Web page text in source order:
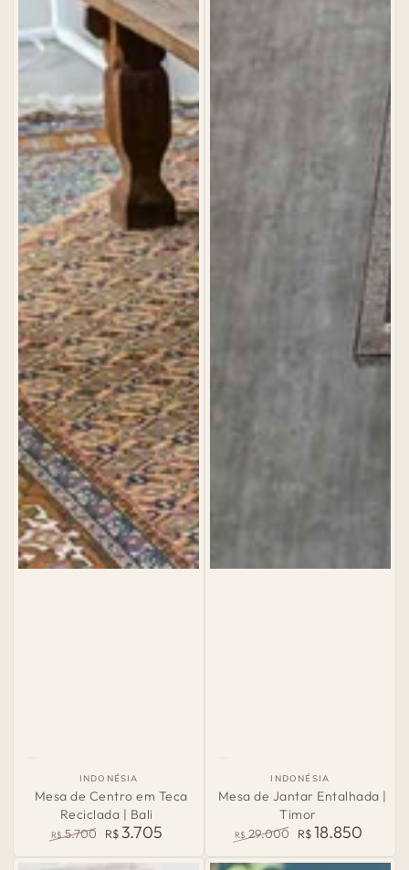
País
de
Origem:
INDONÉSIA
Mesa de Centro em Teca
Reciclada | Bali
R$ 5.700 R$ 3.705
País
de
Origem:
INDONÉSIA
Mesa de Jantar Entalhada |
Timor
R$ 29.000 R$18.850